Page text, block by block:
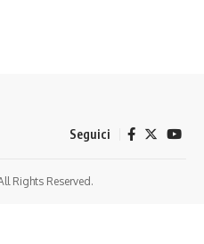
Seguici
Rights Reserved.